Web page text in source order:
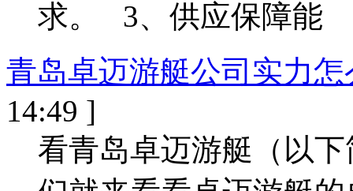
求。 3、供应保障能
青岛卓迈游艇公司实力
14:49 ]
看青岛卓迈游艇（以